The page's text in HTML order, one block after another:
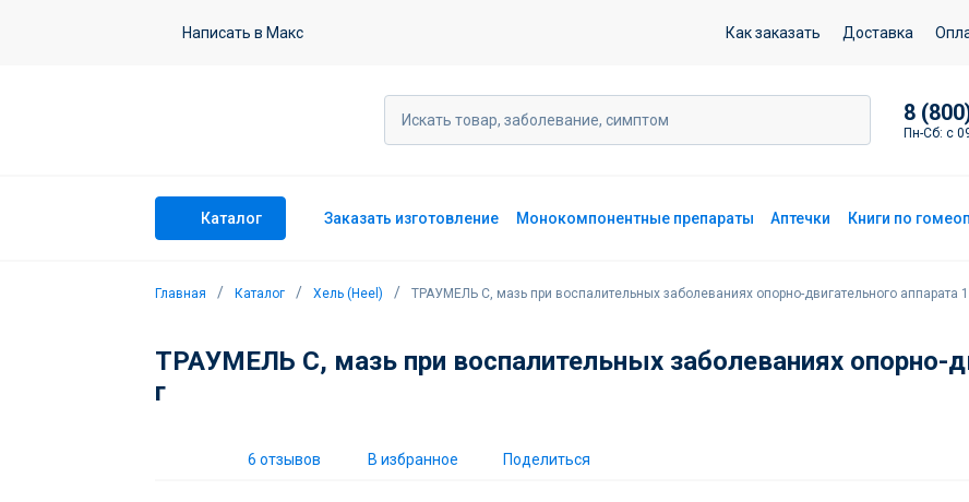
Написать в Макс Как заказать Доставка
8
Пн-Сб: с
Каталог Заказать изготовление Монокомпонентные препараты Аптечки Книги по
Главная Каталог Хель (Heel) ТРАУМЕЛЬ С, мазь при воспалительных заболеваниях опорно-двигательного аппарата
ТРАУМЕЛЬ С, мазь при воспалительных заболеваниях опорно-
г
6 отзывов В избранное Поделиться